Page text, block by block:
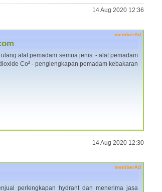
14 Aug 2020 12:36
memberAd
alat pemadam semua jenis. - alat pemadam
Co² - penglengkapan pemadam kebakaran
14 Aug 2020 12:30
memberAd
perlengkapan hydrant dan menerima jasa